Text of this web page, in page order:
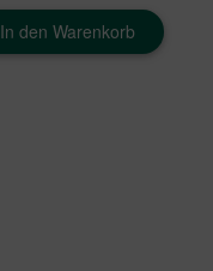
In den Warenkorb